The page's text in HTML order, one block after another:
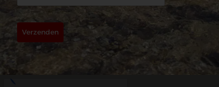
Verzenden